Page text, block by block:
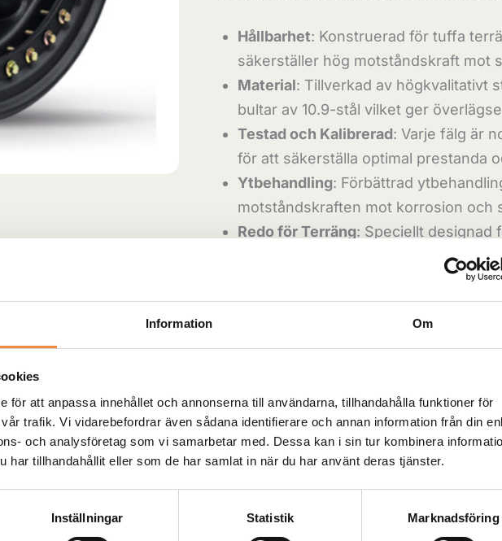
Information Om
för att anpassa innehållet och annonserna till användarna, tillhandahålla funktioner för
trafik. Vi vidarebefordrar även sådana identifierare och annan information från din
och analysföretag som vi samarbetar med. Dessa kan i sin tur kombinera
har tillhandahållit eller som de har samlat in när du har använt deras tjänster.
Inställningar Statistik Marknadsföring
Hållbarhet: Konstruerad för tuffa
säkerställer hög motståndskraft mot
Material: Tillverkad av högkvalitativt
bultar av 10.9-stål vilket ger
Testad och Kalibrerad: Varje fälg är
för att säkerställa optimal prestanda
Ytbehandling: Förbättrad
motståndskraften mot korrosion och
Redo för Terräng: Speciellt designad
terrängäventyrens påfrestningar.
Beadlock-ringen gör
utan att däcket kränger av vilket ger
Snygg design:Beadlockfälgar ger
utseende som många offroad-
signalerar också att fordonet är
- + Lägg till i varukorg